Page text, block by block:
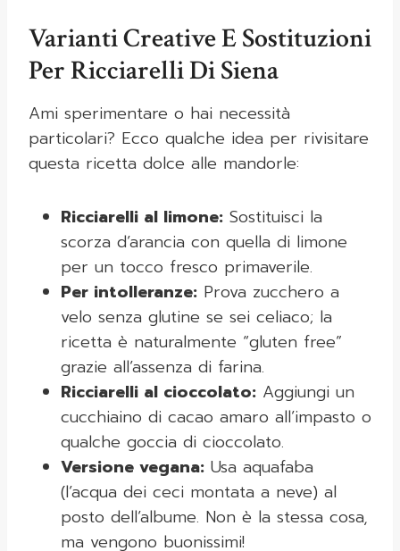
Varianti Creative E Sostituzioni
Per Ricciarelli Di Siena
Ami sperimentare o hai necessità
particolari? Ecco qualche idea per rivisitare
questa ricetta dolce alle mandorle:
Ricciarelli al limone: Sostituisci la
scorza d’arancia con quella di limone
per un tocco fresco primaverile.
Per intolleranze: Prova zucchero a
velo senza glutine se sei celiaco; la
ricetta è naturalmente “gluten free”
grazie all’assenza di farina.
Ricciarelli al cioccolato: Aggiungi un
cucchiaino di cacao amaro all’impasto o
qualche goccia di cioccolato.
Versione vegana: Usa aquafaba
(l’acqua dei ceci montata a neve) al
posto dell’albume. Non è la stessa cosa,
ma vengono buonissimi!